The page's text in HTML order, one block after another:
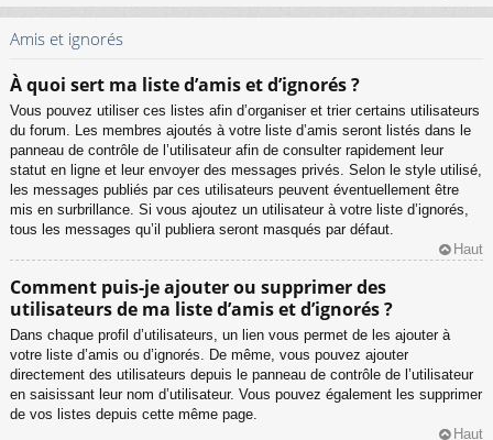
Amis et ignorés
À quoi sert ma liste d’amis et d’ignorés ?
Vous pouvez utiliser ces listes afin d’organiser et trier certains utilisateurs
du forum. Les membres ajoutés à votre liste d’amis seront listés dans le
panneau de contrôle de l’utilisateur afin de consulter rapidement leur
statut en ligne et leur envoyer des messages privés. Selon le style utilisé,
les messages publiés par ces utilisateurs peuvent éventuellement être
mis en surbrillance. Si vous ajoutez un utilisateur à votre liste d’ignorés,
tous les messages qu’il publiera seront masqués par défaut.
Haut
Comment puis-je ajouter ou supprimer des
utilisateurs de ma liste d’amis et d’ignorés ?
Dans chaque profil d’utilisateurs, un lien vous permet de les ajouter à
votre liste d’amis ou d’ignorés. De même, vous pouvez ajouter
directement des utilisateurs depuis le panneau de contrôle de l’utilisateur
en saisissant leur nom d’utilisateur. Vous pouvez également les supprimer
de vos listes depuis cette même page.
Haut